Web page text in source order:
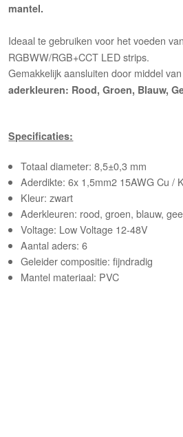
mantel.
Ideaal te gebruiken voor het voeden van
RGBWW/RGB+CCT LED strips.
Gemakkelijk aansluiten door middel
aderkleuren: Rood, Groen, Blauw,
Specificaties:
Totaal diameter: 8,5±0,3 mm
Aderdikte: 6x 1,5mm2 15AWG Cu /
Kleur: zwart
Aderkleuren: rood, groen, blauw,
Voltage: Low Voltage 12-48V
Aantal aders: 6
Geleider compositie: fijndradig
Mantel materiaal: PVC